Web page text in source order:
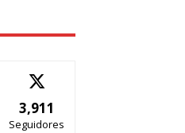
3,911
Seguidores